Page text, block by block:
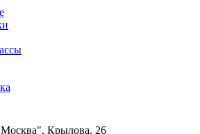
Крылова, 26